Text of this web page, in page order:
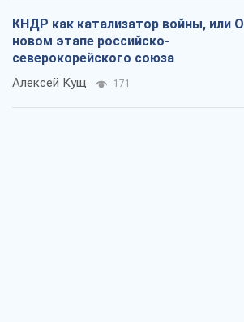
КНДР как катализатор войны, или О
новом этапе российско-
северокорейского союза
Алексей Кущ 171